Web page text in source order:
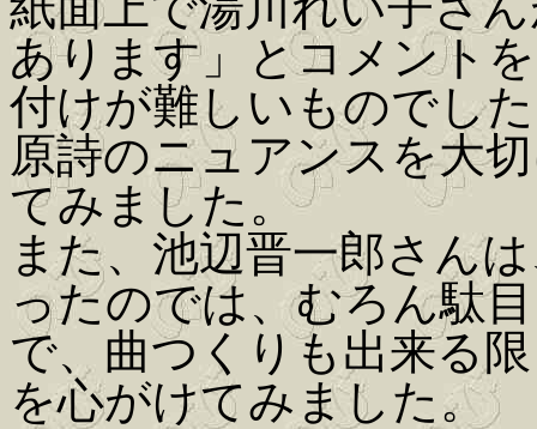
あります」とコメント
付けが難しいものでし
原詩のニュアンスを大
てみました。
また、池辺晋一郎さん
ったのでは、むろん駄
で、曲つくりも出来る
を心がけてみました。